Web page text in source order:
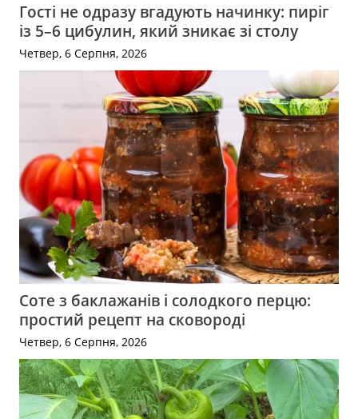
Гості не одразу вгадують начинку: пиріг
із 5–6 цибулин, який зникає зі столу
Четвер, 6 Серпня, 2026
Соте з баклажанів і солодкого перцю:
простий рецепт на сковороді
Четвер, 6 Серпня, 2026